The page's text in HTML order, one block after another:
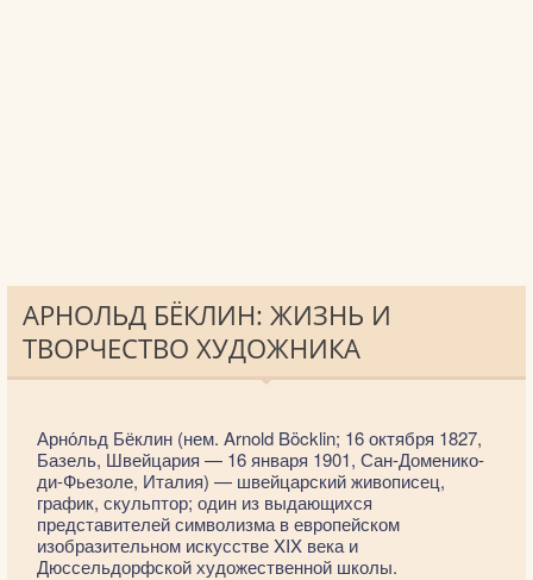
АРНОЛЬД БЁКЛИН: ЖИЗНЬ И
ТВОРЧЕСТВО ХУДОЖНИКА
Арно́льд Бёклин (нем. Arnold Böcklin; 16 октября 1827,
Базель, Швейцария — 16 января 1901, Сан-Доменико-
ди-Фьезоле, Италия) — швейцарский живописец,
график, скульптор; один из выдающихся
представителей символизма в европейском
изобразительном искусстве XIX века и
Дюссельдорфской художественной школы.